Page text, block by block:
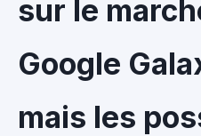
sur le
Google
mais les